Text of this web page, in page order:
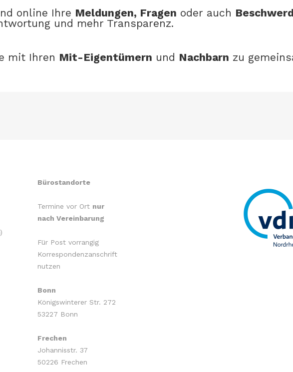
online Ihre Meldungen, Fragen oder auch
und mehr Transparenz.
mit Ihren Mit-Eigentümern und Nachbarn zu
Bürostandorte
Termine vor Ort nur
nach Vereinbarung
Für Post vorrangig
Korrespondenzanschrift
nutzen
Bonn
Königswinterer Str. 272
53227 Bonn
Frechen
Johannisstr. 37
50226 Frechen